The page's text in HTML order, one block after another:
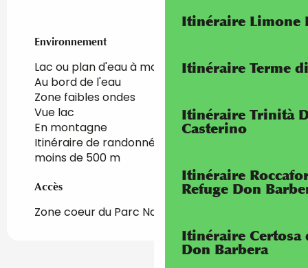
Itinéraire Limone
Itinéraire Terme
Itinéraire Trinità
Casterino
Itinéraire
Refuge Don
Itinéraire Certosa
Don Barbera
Environnement
Environnement
Lac ou plan d'eau à moins de 300 m
Au bord de l'eau
Zone faibles ondes
Vue lac
En montagne
Itinéraire de randonnée pédestre balisé à
moins de 500 m
Accès
Accès
Zone coeur du Parc National du Mercantour.